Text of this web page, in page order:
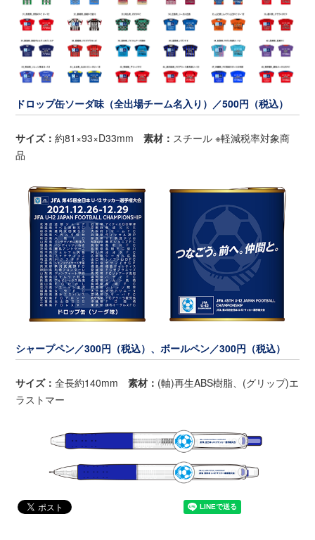
ドロップ缶ソーダ味（全出場チーム名入り）／500円（税込）
サイズ：約81×93×D33mm素材： スチール ※軽減税率対象商
品
シャープペン／300円（税込）、ボールペン／300円（税込）
サイズ：全長約140mm素材： (軸)再生ABS樹脂、(グリップ)エ
ラストマー